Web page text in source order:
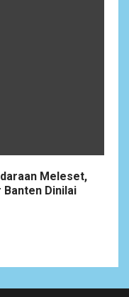
Meleset,
Banten Dinilai